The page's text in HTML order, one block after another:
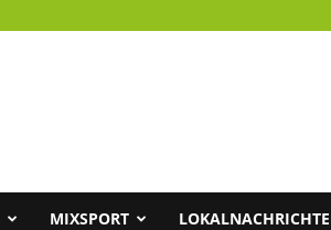
MIXSPORT